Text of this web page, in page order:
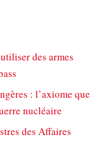
des armes
: l’axiome que
nucléaire
des Affaires